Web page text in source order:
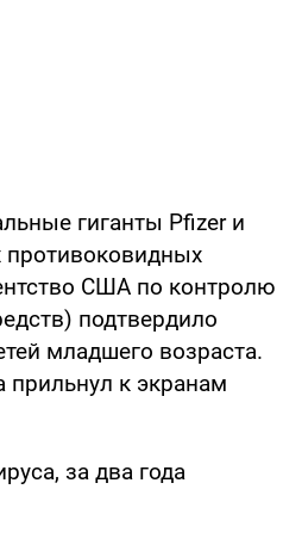
гиганты Pfizer и
противоковидных
США по контролю
подтвердило
младшего возраста.
к экранам
за два года